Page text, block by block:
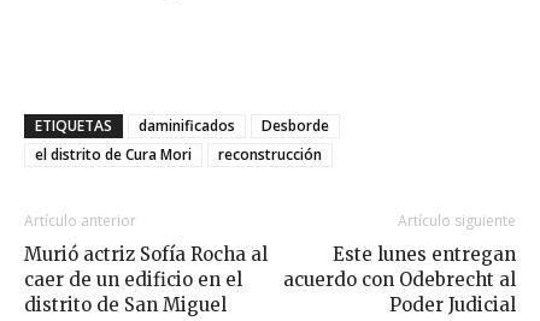
ETIQUETAS daminificados
Desborde
el distrito de Cura Mori
reconstrucción
Artículo anterior
Murió actriz Sofía Rocha al
caer de un edificio en el
distrito de San Miguel
Artículo siguiente
Este lunes entregan
acuerdo con Odebrecht al
Poder Judicial